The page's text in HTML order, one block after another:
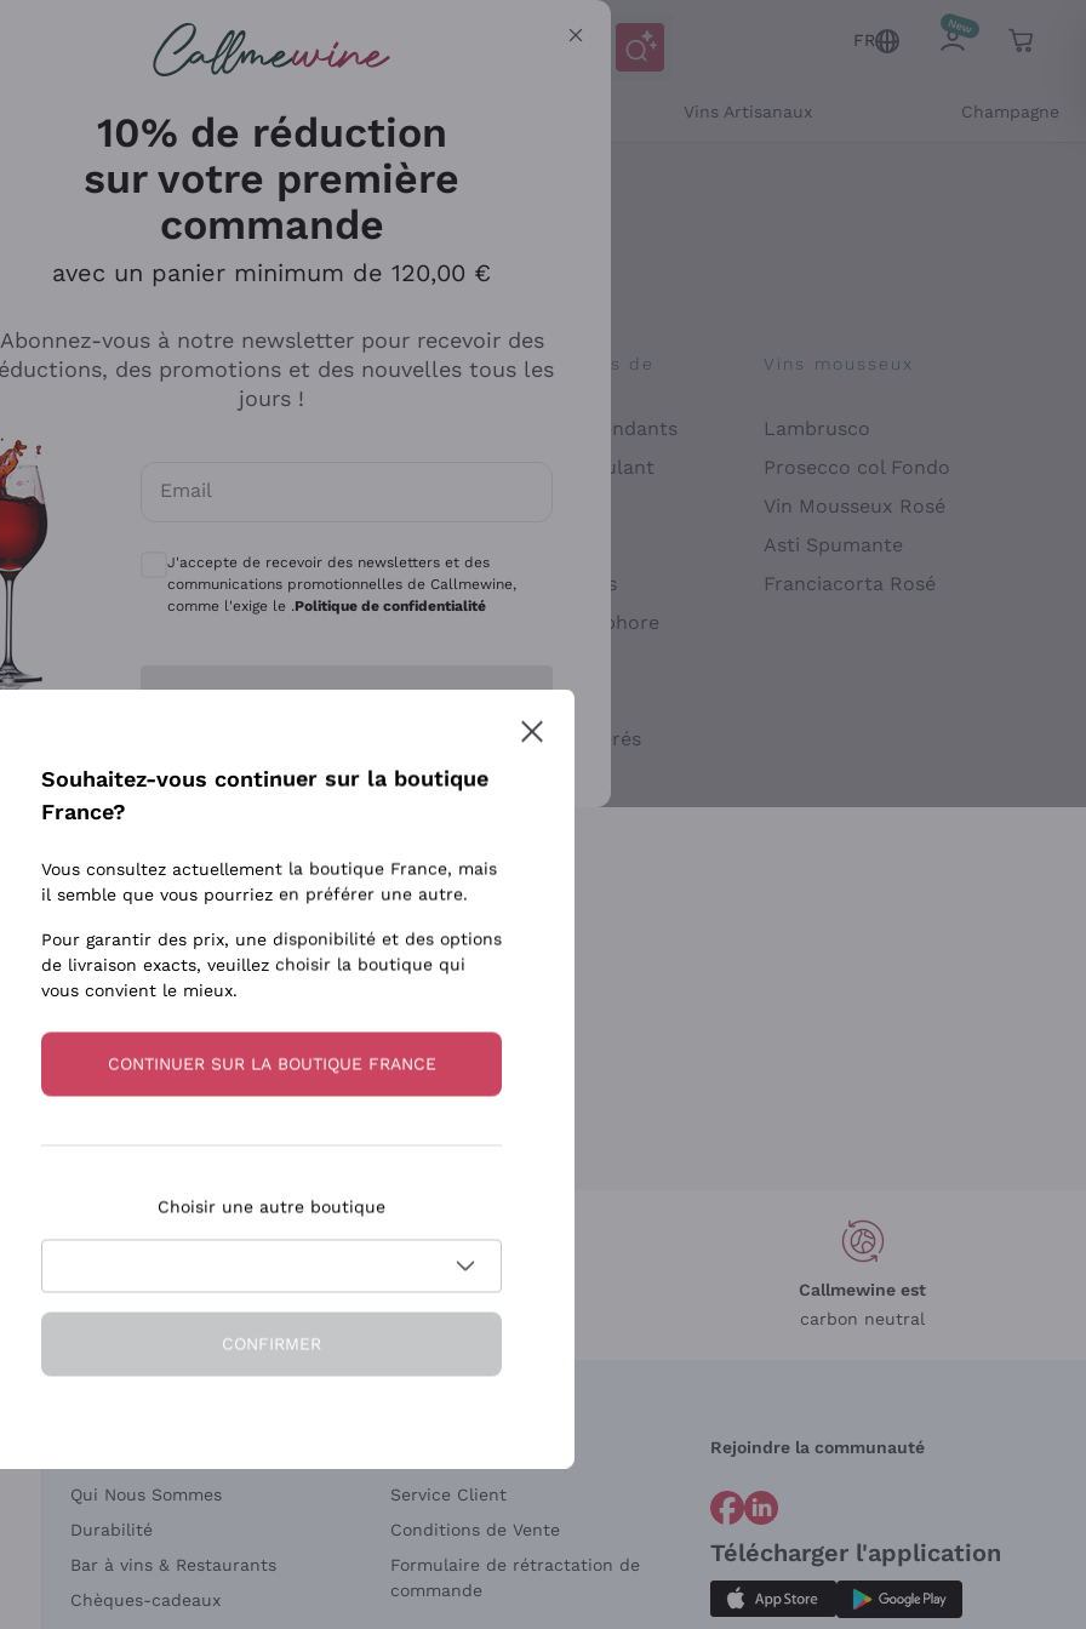
FR
Vins Artisanaux Champagne
Explorer le catalogue
Producteurs
Mascarello Bartolo
Rinaldi Giuseppe
Tenuta San Leonardo
Alessandra Divella
Sedilesu
Ceretto
Les philosophies de
Vignerons Indépendants
Recoltant Manipulant
Levures indigènes
Vins Faits en Amphore
Vins Biologiques
Vins blancs macérés
Vins mousseux
Lambrusco
Prosecco col Fondo
Vin Mousseux Rosé
Asti Spumante
Franciacorta Rosé
en 2-4 jours
en France
Paiement
en 3 fois
Callmewine est
carbon neutral
Qui Nous Sommes
Durabilité
Bar à vins & Restaurants
Chèques-cadeaux
Service Client
Conditions de Vente
Formulaire de rétractation de
commande
Rejoindre la communauté
Télécharger l'application
10% de réduction
sur votre première
commande
avec un panier minimum de 120,00 €
Abonnez-vous à notre newsletter pour recevoir des
des promotions et des nouvelles tous les
jours !
Email
Consentements optionnels pour recevoir des communications et des offres personnalisées
J'accepte de recevoir des newsletters et des
communications promotionnelles de Callmewine,
comme l'exige le .Politique de confidentialité
Enregistre-moi
plus d'informations, veuillez lire notrePolitique de confidentialité
Souhaitez-vous continuer sur la boutique
France?
Vous consultez actuellement la boutique France, mais
il semble que vous pourriez en préférer une autre.
Pour garantir des prix, une disponibilité et des options
de livraison exacts, veuillez choisir la boutique qui
vous convient le mieux.
CONTINUER SUR LA BOUTIQUE FRANCE
Choisir une autre boutique
CONFIRMER